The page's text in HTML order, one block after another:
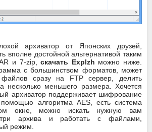
архиватор от Японских друзей,
вполне достойной альтернативой таким
и 7-zip,скачать Explzh можно ниже.
с большинством форматов, может
файлов сразу на FTP сервер, делить
меньшего размера. Хочется
архиватор поддерживает шифрование
алгоритма AES, есть система
окне, можно искать нужную вам
архива и работать с файлами,
режим.